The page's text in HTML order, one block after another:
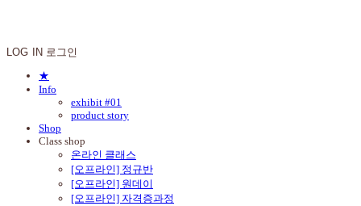
LOG IN 로그인
★
Info
exhibit #01
product story
Shop
Class shop
온라인 클래스
[오프라인] 정규반
[오프라인] 원데이
[오프라인] 자격증과정